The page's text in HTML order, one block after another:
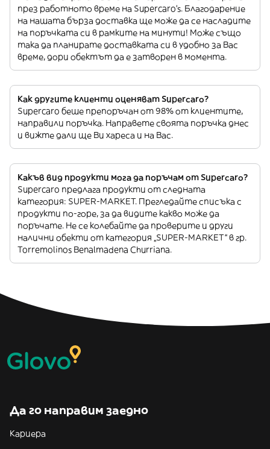
през работното време на Supercaro’s. Благодарение
на нашата бърза доставка ще може да се насладите
на поръчката си в рамките на минути! Може също
така да планирате доставката си в удобно за Вас
време, дори обектът да е затворен в момента.
Как другите клиенти оценяват Supercaro?
Supercaro беше препоръчан от 98% от клиентите,
направили поръчка. Направете своята поръчка днес
и вижте дали ще Ви хареса и на Вас.
Какъв вид продукти мога да поръчам от Supercaro?
Supercaro предлага продукти от следната
категория: SUPER-MARKET. Прегледайте списъка с
продукти по-горе, за да видите какво може да
поръчате. Не се колебайте да проверите и други
налични обекти от категория „SUPER-MARKET“ в гр.
Torremolinos Benalmadena Churriana.
Да го направим заедно
Кариера